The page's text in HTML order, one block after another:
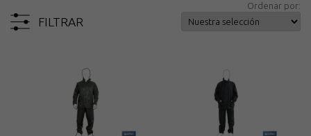
FILTRAR
Ordenar por: